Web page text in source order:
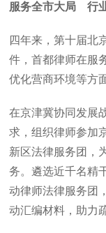
服务全市大局 行
四年来，第十届北
件，首都律师在服
优化营商环境等方
在京津冀协同发展
求，组织律师参加
新区法律服务团，
务。遴选近千名精
动律师法律服务团
动汇编材料，助力